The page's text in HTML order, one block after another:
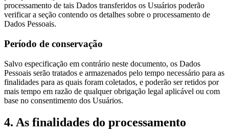
processamento de tais Dados transferidos os Usuários poderão
verificar a seção contendo os detalhes sobre o processamento de
Dados Pessoais.
Período de conservação
Salvo especificação em contrário neste documento, os Dados
Pessoais serão tratados e armazenados pelo tempo necessário para as
finalidades para as quais foram coletados, e poderão ser retidos por
mais tempo em razão de qualquer obrigação legal aplicável ou com
base no consentimento dos Usuários.
4. As finalidades do processamento